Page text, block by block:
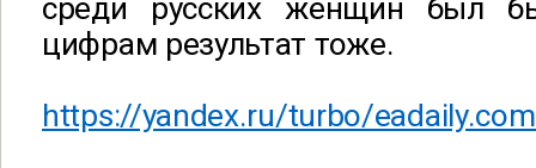
среди русских женщин был
цифрам результат тоже.
https://yandex.ru/turbo/